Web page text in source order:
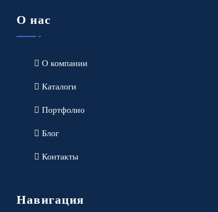
О нас
О компании
Каталоги
Портфолио
Блог
Контакты
Навигация